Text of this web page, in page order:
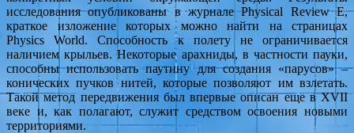
исследования опубликованы в журнале Physical Review E,
краткое изложение которых можно найти на страницах
Physics World. Способность к полету не ограничивается
наличием крыльев. Некоторые арахниды, в частности пауки,
способны использовать паутину для создания «парусов» –
конических пучков нитей, которые позволяют им взлетать.
Такой метод передвижения был впервые описан еще в XVII
веке и, как полагают, служит средством освоения новыми
территориями.